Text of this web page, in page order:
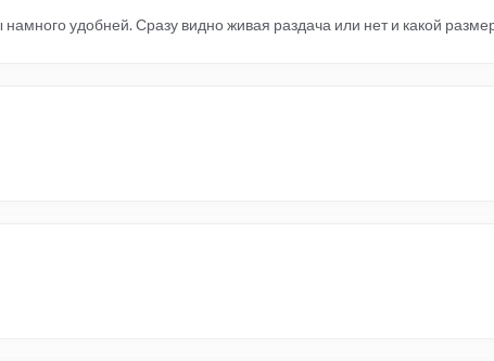
удобней. Сразу видно живая раздача или нет и какой